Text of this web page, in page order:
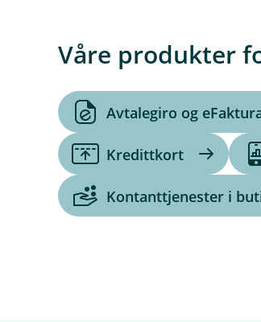
Våre produkter
Avtalegiro og
Kredittkort
Kontanttjenester i